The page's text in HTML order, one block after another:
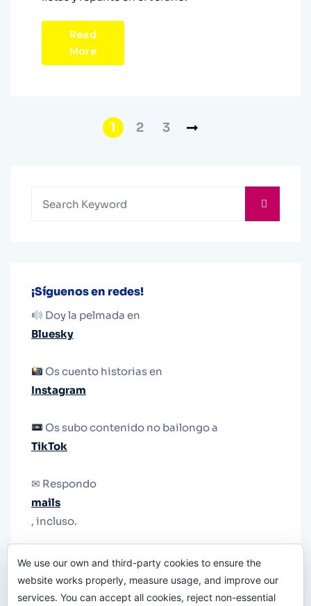
Read
More
1 2 3
¡Síguenos en redes!
Doy la pelmada en
Bluesky
Os cuento historias en
Instagram
Os subo contenido no bailongo a
TikTok
✉ Respondo
mails
, incluso.
le quiten el teléfono.
We use our own and third-party cookies to ensure the
website works properly, measure usage, and improve our
services. You can accept all cookies, reject non-essential